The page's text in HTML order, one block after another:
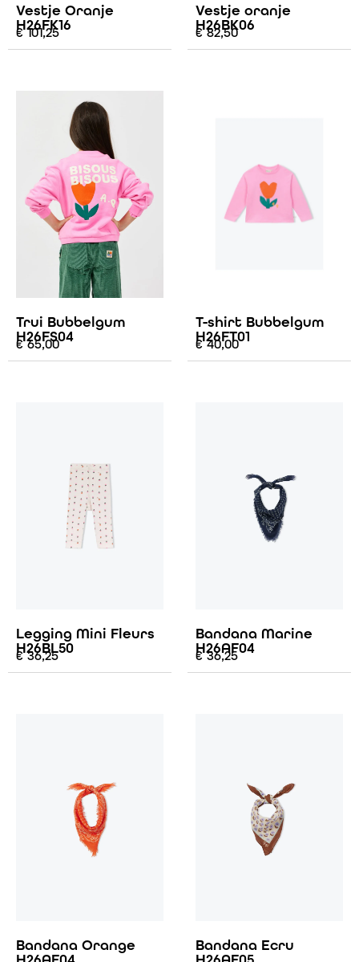
Vestje Oranje
H26FK16
€101,25
Vestje oranje
H26BK06
€82,50
Trui Bubbelgum
H26FS04
€65,00
T-shirt Bubbelgum
H26FT01
€40,00
Legging Mini Fleurs
H26BL50
€36,25
Bandana Marine
H26AF04
€36,25
Bandana Orange
Bandana Ecru